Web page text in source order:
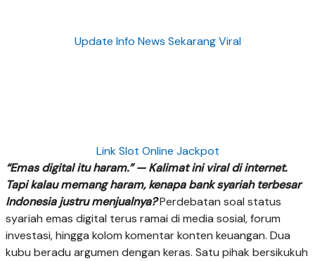
Update Info News Sekarang Viral
Link Slot Online Jackpot
“Emas digital itu haram.” — Kalimat ini viral di internet.
Tapi kalau memang haram, kenapa bank syariah terbesar
Indonesia justru menjualnya?Perdebatan soal status
syariah emas digital terus ramai di media sosial, forum
investasi, hingga kolom komentar konten keuangan. Dua
kubu beradu argumen dengan keras. Satu pihak bersikukuh